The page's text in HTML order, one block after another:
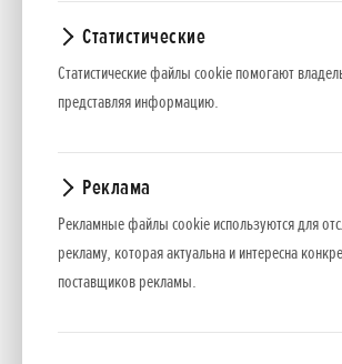
Статистические
Статистические файлы cookie помогают
представляя информацию.
Реклама
Рекламные файлы cookie используются для
рекламу, которая актуальна и интересна
поставщиков рекламы.
EU 30 iS
Представленные цены, базовая
оборудования или прекратить продажу
Цены содержат налог с оборота.